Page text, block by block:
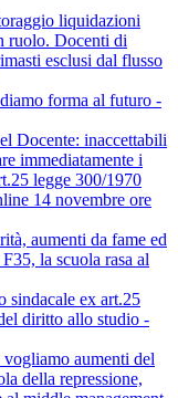
liquidazioni
ruolo. Docenti di
esclusi dal flusso
forma al futuro -
Docente: inaccettabili
immediatamente i
legge 300/1970
14 novembre ore
aumenti da fame ed
la scuola rasa al
sindacale ex art.25
diritto allo studio -
aumenti del
della repressione,